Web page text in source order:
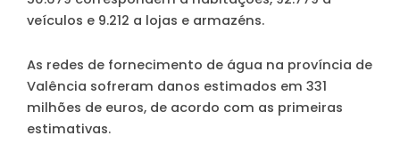
veículos e 9.212 a lojas e armazéns.
As redes de fornecimento de água na província de
Valência sofreram danos estimados em 331
milhões de euros, de acordo com as primeiras
estimativas.